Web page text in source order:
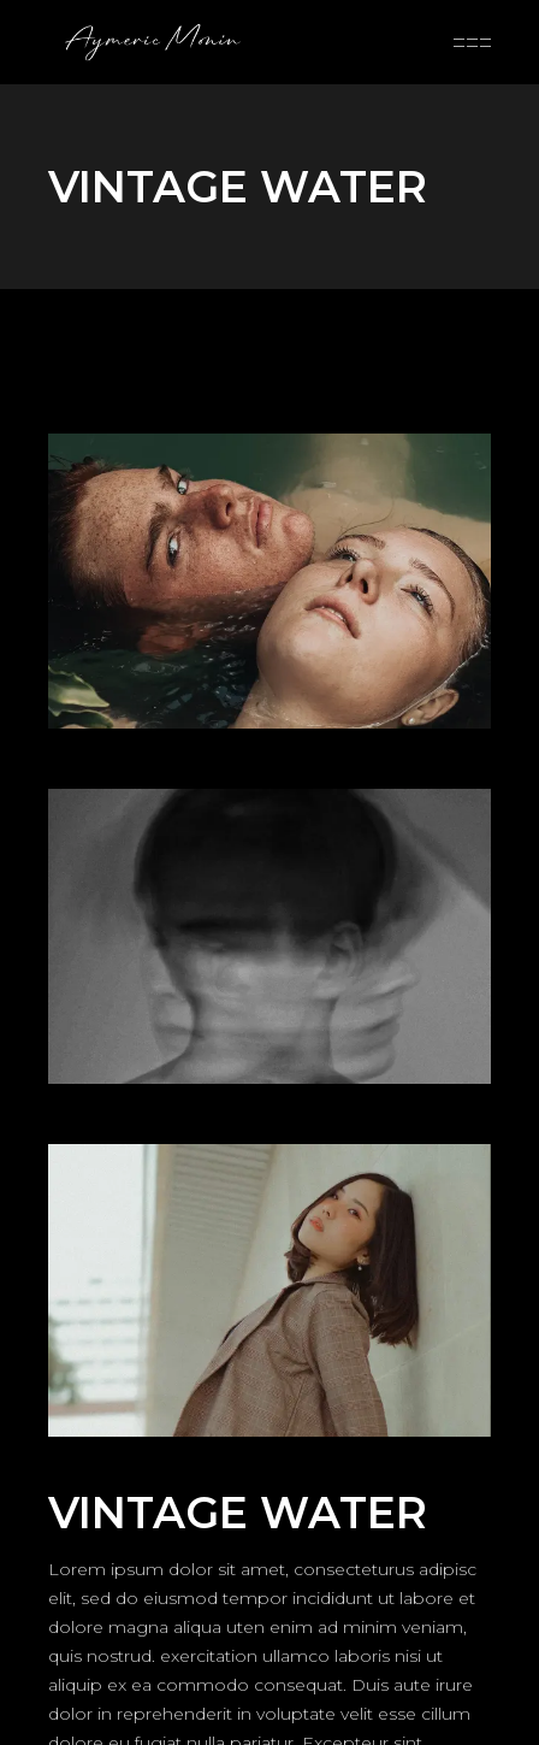
VINTAGE WATER
VINTAGE WATER
Lorem ipsum dolor sit amet, consecteturus adipisc
elit, sed do eiusmod tempor incididunt ut labore et
dolore magna aliqua uten enim ad minim veniam,
quis nostrud. exercitation ullamco laboris nisi ut
aliquip ex ea commodo consequat. Duis aute irure
dolor in reprehenderit in voluptate velit esse cillum